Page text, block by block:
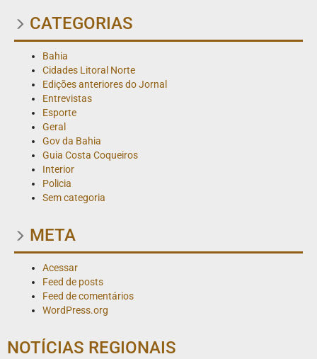
CATEGORIAS
Bahia
Cidades Litoral Norte
Edições anteriores do Jornal
Entrevistas
Esporte
Geral
Gov da Bahia
Guia Costa Coqueiros
Interior
Policia
Sem categoria
META
Acessar
Feed de posts
Feed de comentários
WordPress.org
NOTÍCIAS REGIONAIS